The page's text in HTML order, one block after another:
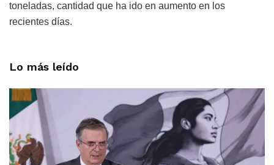
toneladas, cantidad que ha ido en aumento en los
recientes días.
Lo más leído